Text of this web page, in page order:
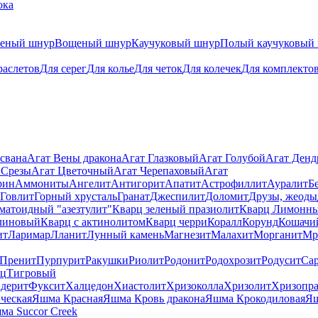
шнурВощеный шнурКаучуковый шнурПолый
Для серегДля кольеДля четокДля колечекДля
Агат Вены драконаАгат ГлазковыйАгат ГолубойАгат
Агат ЦветочныйАгат ЧерепаховыйАгат
АммонитыАнгелитАнтигоритАпатитАстрофиллитАуралит
ГовлитГорный хрустальГранатДжеспилитДоломитДрузы, жеоды
"азезтулит"Кварц зеленый празиолитКварц
Кварц с актинолитомКварц черриКораллКорунд
ЛаримарЛланитЛунный каменьМагнезитМалахитМорганит
ПренитПурпуритРакушкиРиолитРодонитРодохрозитРодусит
Тигровый
ФукситХалцедонХиастолитХризоколлаХризолит
Яшма КраснаяЯшма Кровь драконаЯшма Крокодиловая
Succor Creek